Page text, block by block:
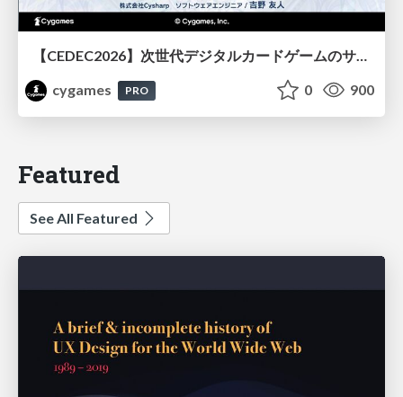
【CEDEC2026】次世代デジタルカードゲームのサーバー設計と運用 〜『Shadowverse: Worlds Beyond』の舞台裏～
cygames
PRO 0 900
Featured
See All Featured